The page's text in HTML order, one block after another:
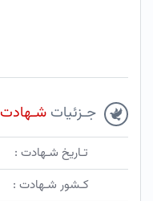
جـزئیات شـهادت
تـاریخ شـهادت :
کـشور شـهادت :